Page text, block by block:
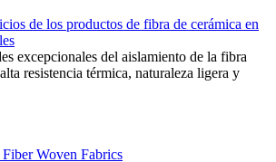
de los productos de fibra de cerámica en
excepcionales del aislamiento de la fibra
resistencia térmica, naturaleza ligera y